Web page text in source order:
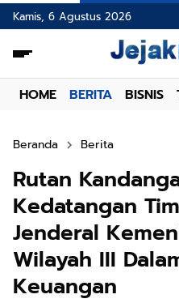
Kamis, 6 Agustus 2026
HOME BERITA BISNIS
Beranda Berita
Rutan
Kedatangan
Jenderal
Wilayah III
Keuangan